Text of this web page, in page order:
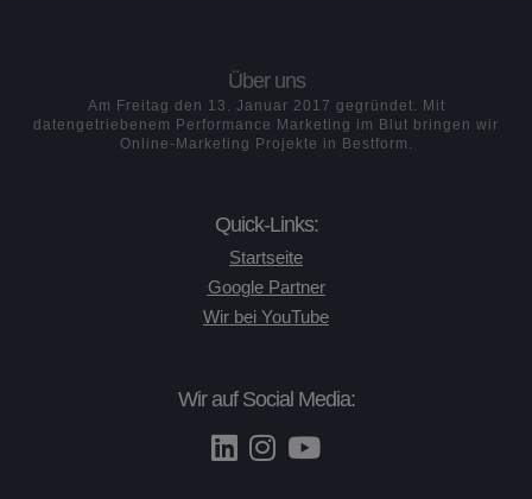
Über uns
Am Freitag den 13. Januar 2017 gegründet. Mit
datengetriebenem Performance Marketing im Blut bringen wir
Online-Marketing Projekte in Bestform.
Quick-Links:
Startseite
Google Partner
Wir bei YouTube
Wir auf Social Media: